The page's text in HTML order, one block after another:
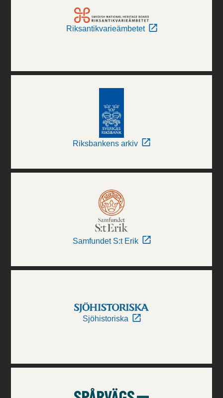
Riksantikvarieämbetet
Riksbankens arkiv
Samfundet S:t Erik
Sjöhistoriska